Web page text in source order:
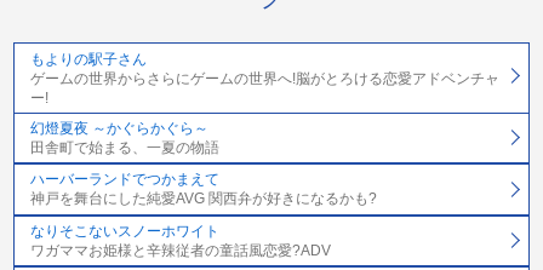
もよりの駅子さん
ゲームの世界からさらにゲームの世界へ!脳がとろける恋愛アドベンチャ
ー!
幻燈夏夜 ～かぐらかぐら～
田舎町で始まる、一夏の物語
ハーバーランドでつかまえて
神戸を舞台にした純愛AVG 関西弁が好きになるかも?
なりそこないスノーホワイト
ワガママお姫様と辛辣従者の童話風恋愛?ADV